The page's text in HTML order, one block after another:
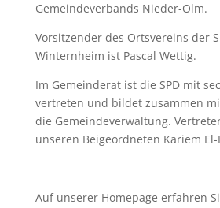
Gemeindeverbands Nieder-Olm.
Vorsitzender des Ortsvereins der
Winternheim ist Pascal Wettig.
Im Gemeinderat ist die SPD mit
vertreten und bildet zusammen
die Gemeindeverwaltung.
unseren Beigeordneten Kariem
Auf unserer Homepage erfahren